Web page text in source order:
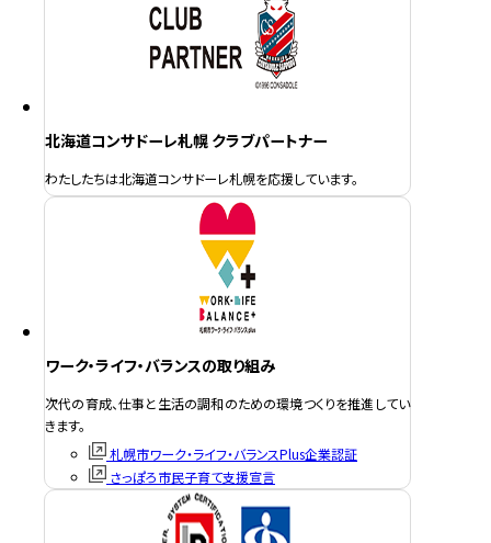
北海道コンサドーレ札幌 クラブパートナー
わたしたちは北海道コンサドーレ札幌を応援しています。
ワーク・ライフ・バランスの取り組み
次代の育成、仕事と生活の調和のための環境つくりを推進してい
きます。
札幌市ワーク・ライフ・バランスPlus企業認証
さっぽろ市民子育て支援宣言